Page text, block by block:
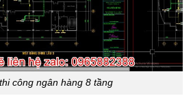
công ngân hàng 8 tầng